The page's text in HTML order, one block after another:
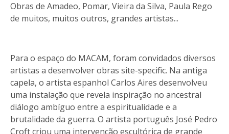
Obras de Amadeo, Pomar, Vieira da Silva, Paula Rego
de muitos, muitos outros, grandes artistas...
Para o espaço do MACAM, foram convidados diversos
artistas a desenvolver obras site-specific. Na antiga
capela, o artista espanhol Carlos Aires desenvolveu
uma instalação que revela inspiração no ancestral
diálogo ambíguo entre a espiritualidade e a
brutalidade da guerra. O artista português José Pedro
Croft criou uma intervenção escultórica de grande